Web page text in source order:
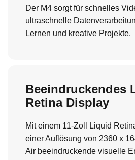
Der M4 sorgt für schnelles
ultraschnelle
Lernen und kreative Projekte.
Beeindruckendes
Retina Display
Mit einem 11-Zoll Liquid
einer Auflösung von 2360 x
Air beeindruckende visuelle